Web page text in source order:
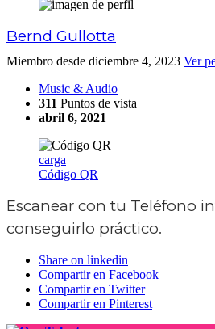
Bernd Gullotta
Miembro desde diciembre 4, 2023 Ver
Music & Audio
311 Puntos de vista
abril 6, 2021
carga
Código QR
Escanear con tu Teléfono
conseguirlo práctico.
Share on linkedin
Compartir en Facebook
Compartir en Twitter
Compartir en Pinterest